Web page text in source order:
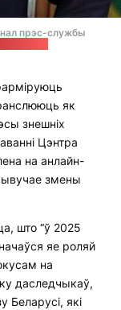
прэс-службы
як
знешніх
Цэнтра
на анлайн-
змены
што “ў 2025
яе роляй
на
даследчыкаў,
Беларусі, які